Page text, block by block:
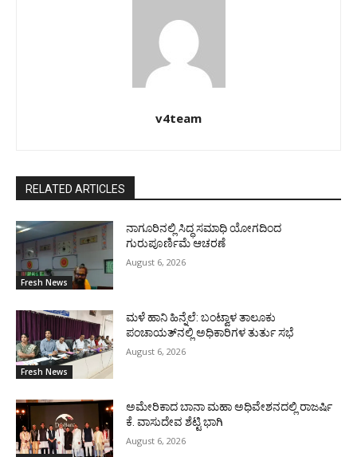
v4team
RELATED ARTICLES
Fresh News
ನಾಗೂರಿನಲ್ಲಿ ಸಿದ್ಧ ಸಮಾಧಿ ಯೋಗದಿಂದ
ಗುರುಪೂರ್ಣಿಮೆ ಆಚರಣೆ
August 6, 2026
Fresh News
ಮಳೆ ಹಾನಿ ಹಿನ್ನೆಲೆ: ಬಂಟ್ವಾಳ ತಾಲೂಕು
ಪಂಚಾಯತ್‌ನಲ್ಲಿ ಅಧಿಕಾರಿಗಳ ತುರ್ತು ಸಭೆ
August 6, 2026
ಅಮೇರಿಕಾದ ಬಾನಾ ಮಹಾ ಅಧಿವೇಶನದಲ್ಲಿ ರಾಜರ್ಷಿ
ಕೆ. ವಾಸುದೇವ ಶೆಟ್ಟಿ ಭಾಗಿ
August 6, 2026